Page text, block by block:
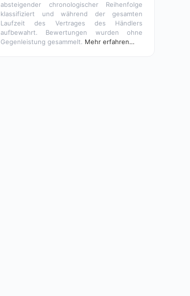
absteigender chronologischer Reihenfolge
klassifiziert und während der gesamten
Laufzeit des Vertrages des Händlers
aufbewahrt. Bewertungen wurden ohne
Gegenleistung gesammelt. Mehr erfahren…